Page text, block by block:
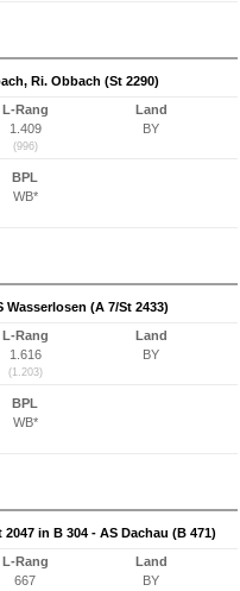
Ri. Obbach (St 2290)
L-Rang
1.409
(996)
Land
BY
BPL
WB*
Wasserlosen (A 7/St 2433)
L-Rang
1.616
(1.203)
Land
BY
BPL
WB*
in B 304 - AS Dachau (B 471)
L-Rang
667
Land
BY